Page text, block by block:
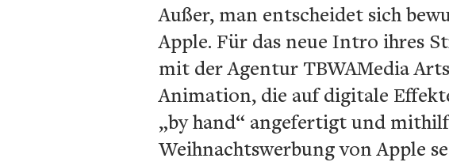
Außer, man entscheidet sich
Apple. Für das neue Intro ihres
mit der Agentur TBWAMedia
Animation, die auf digitale
„by hand“ angefertigt und
Weihnachtswerbung von Apple